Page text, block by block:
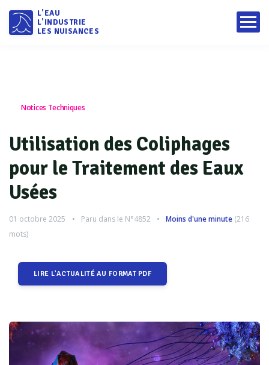
L'EAU
L'INDUSTRIE
LES NUISANCES
Notices Techniques
Utilisation des Coliphages
pour le Traitement des Eaux
Usées
01 octobre 2025 Paru dans le N°4852 Moins d'une minute (216
mots)
LIRE L'ACTUALITÉ AU FORMAT PDF